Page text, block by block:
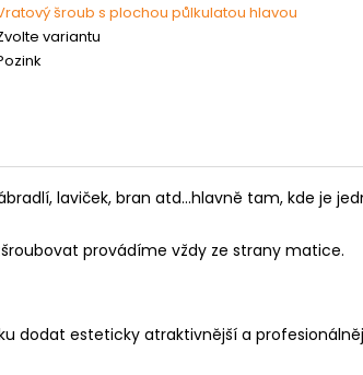
šroub s plochou půlkulatou hlavou
variantu
laviček, bran atd...hlavně tam, kde je
provádíme vždy ze strany matice.
dodat esteticky atraktivnější a